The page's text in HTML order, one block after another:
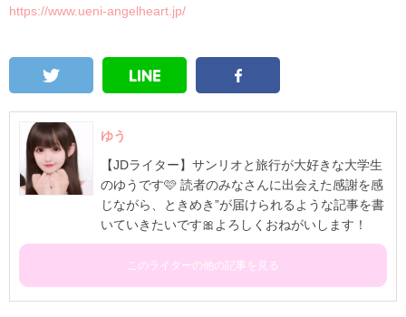
https://www.ueni-angelheart.jp/
ゆう
【JDライター】サンリオと旅行が大好きな大学生
のゆうです🩷 読者のみなさんに出会えた感謝を感
じながら、ときめき”が届けられるような記事を書
いていきたいです🎀よろしくおねがいします！
このライターの他の記事を見る